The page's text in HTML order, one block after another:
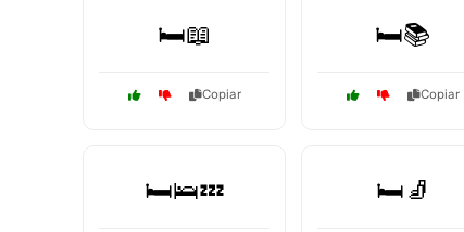
🛏️📖
Copiar
🛏️📚
Copiar
🛏️🛌💤 🛏️🧦